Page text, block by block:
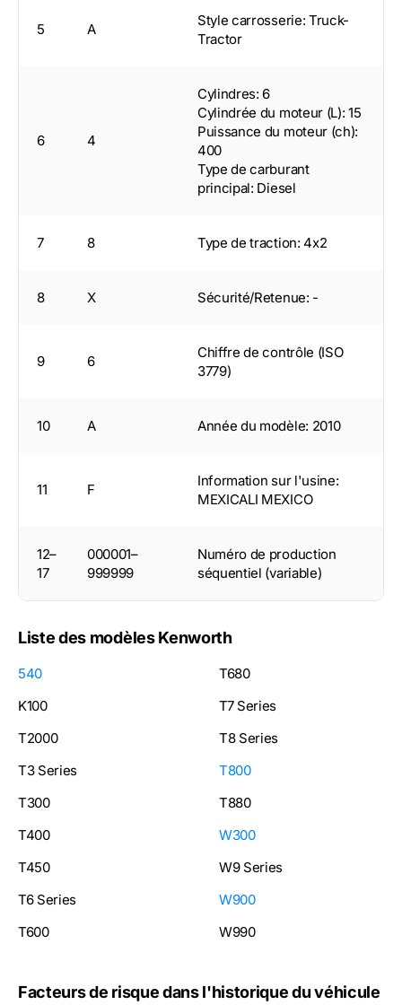
5 A
Style carrosserie: Truck-
Tractor
6 4
Cylindres: 6
Cylindrée du moteur (L): 15
Puissance du moteur (ch):
400
Type de carburant
principal: Diesel
7 8 Type de traction: 4x2
8 X Sécurité/Retenue: -
9 6
Chiffre de contrôle (ISO
3779)
10 A Année du modèle: 2010
11 F
Information sur l'usine:
MEXICALI MEXICO
12–
17
000001–
999999
Numéro de production
séquentiel (variable)
Liste des modèles Kenworth
540
K100
T2000
T3 Series
T300
T400
T450
T6 Series
T600
T680
T7 Series
T8 Series
T800
T880
W300
W9 Series
W900
W990
Facteurs de risque dans l'historique du véhicule